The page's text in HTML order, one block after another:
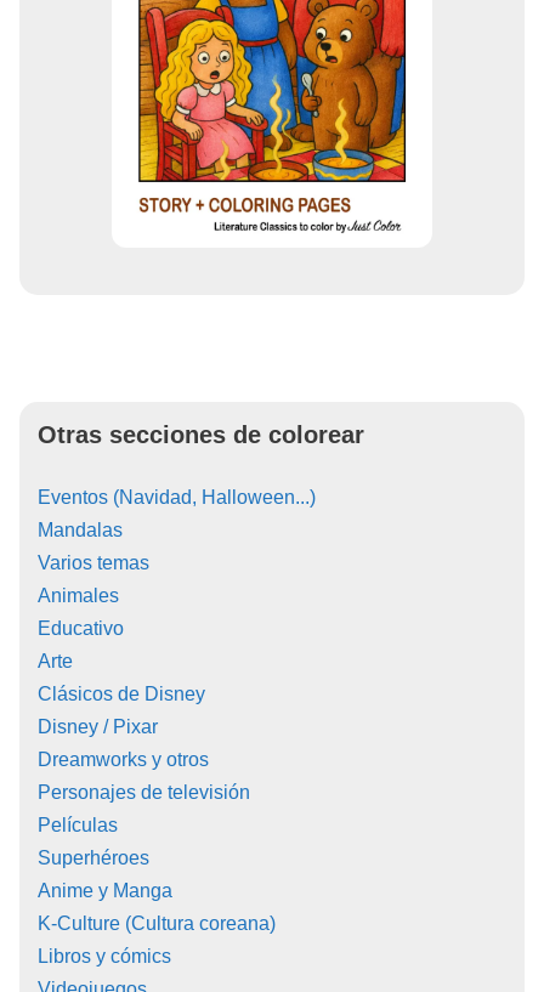
Otras secciones de colorear
Eventos (Navidad, Halloween...)
Mandalas
Varios temas
Animales
Educativo
Arte
Clásicos de Disney
Disney / Pixar
Dreamworks y otros
Personajes de televisión
Películas
Superhéroes
Anime y Manga
K-Culture (Cultura coreana)
Libros y cómics